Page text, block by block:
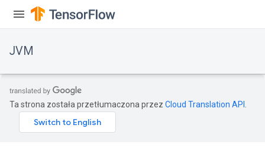
JVM
Ta strona została przetłumaczona przez Cloud Translation API